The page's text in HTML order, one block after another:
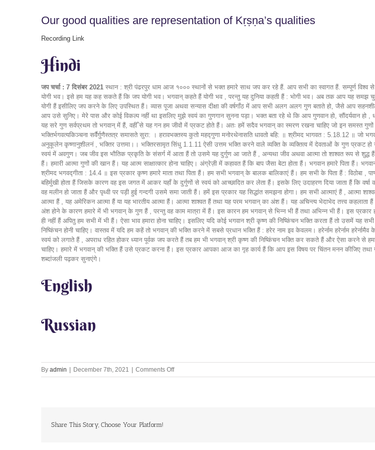
Our good qualities are representation of Kṛṣṇa’s qualities
Recording Link
Hindi
जप चर्चा : 7 दिसंबर 2021 स्थान : श्री पंढरपुर धाम आज १००० स्थानों से भक्त हमारे साथ जप कर रहे हैं. आप सभी का स्वागत हैं. सम्पूर्ण
योगी भव। इसे हम यह कह सकते हैं कि जप योगी भव। भगवान् कहते हैं योगी भव , परन्तु यह दुनिया कहती हैं : भोगी भव। अब तक आप यह समझ
योगी हैं इसीलिए जप करने के लिए उपस्थित हैं। व्यास पूजा अथवा सन्यास दीक्षा की वर्षगाँठ में आप सभी अलग अलग गुण बताते हो, जैसे आप
आप उसे सुनिए। मेरे पास और कोई विकल्प नहीं था इसलिए मुझे स्वयं का गुणगान सुनना पड़ा। भक्त बता रहे थे कि आप गुणवान हो, सौंदर्यवान
यह सरे गुण सर्वप्रथम तो भगवान् में हैं, वहीँ से यह गन हम जीवों में प्रकट होते हैं। अतः हमें सदैव भगवान् का स्मरण रखना चाहिए जो इन समस्त
भक्तिर्भगवत्यकिञ्चना सर्वैर्गुणैस्तत्र समासते सुरा: । हरावभक्तस्य कुतो महद्गुणा मनोरथेनासति धावतो बहि: ॥ श्रीमद भागवत : 5.18.12 ॥
अनुकूलेन कृष्णानुशीलनं , भक्तिर उत्तमा।। भक्तिरसामृत सिंधु 1.1.11 ऐसी उत्तम भक्ति करने वाले व्यक्ति के व्यक्तित्व में देवताओं के गुण प्रकट
स्वयं में अवगुण। जब जीव इस भौतिक प्रकृति के संसर्ग में आता हैं तो उसमे यह दुर्गुण आ जाते हैं , अन्यथा जीव अथवा आत्मा तो शाश्वत रूप से शुद्ध
हैं। हमारी आत्मा गुणों की खान हैं। यह आत्म साक्षात्कार होना चाहिए। अंग्रेज़ी में कहावत हैं कि बाप जैसा बेटा होता हैं। भगवान हमारे पिता हैं।
श्रीमद भगवद्गीता : 14.4 ॥ इस प्रकार कृष्ण हमारे माता तथा पिता हैं। हम सभी भगवान् के बालक बालिकाएं हैं। हम सभी के पिता हैं : विठोबा ,
बहिर्मुखी होता हैं जिसके कारण वह इस जगत में आकर यहाँ के दुर्गुणों से स्वयं को आच्छादित कर लेता हैं। इसके लिए उदाहरण दिया जाता हैं कि
वह मलीन हो जाता हैं और पृथ्वी पर पड़ी हुई गन्दगी उसमे समा जाती हैं। हमें इस प्रकार यह सिद्धांत समझना होगा। हम सभी आत्माएं हैं , आत्मा
आत्मा हैं , यह अमेरिकन आत्मा हैं या यह भारतीय आत्मा हैं। आत्मा शाश्वत हैं तथा यह परम भगवान् का अंश हैं। यह अचिन्त्य भेदाभेद तत्त्व
अंश होने के कारण हमारे में भी भगवान् के गुण हैं , परन्तु वह काम मात्रा में हैं। इस कारन हम भगवान् से भिन्न भी हैं तथा अभिन्न भी हैं। इस
ही नहीं हैं अपितु हम सभी में भी हैं। ऐसा भाव हमारा होना चाहिए। इसलिए यदि कोई भगवान श्री कृष्ण की निष्किंचन भक्ति करता हैं तो उसमें
निष्किंचन होनी चाहिए। वास्तव में यदि हम कहें तो भगवान् की भक्ति करने में सबसे प्रधान भक्ति हैं : हरेर नाम इव केवलम। हरेर्नाम हरेर्नाम
स्वयं को लगाते हैं , अपराध रहित होकर ध्यान पूर्वक जप करते हैं तब हम भी भगवान् श्री कृष्ण की निष्किंचन भक्ति कर सकते हैं और ऐसा करने से
चाहिए। हमारे में भगवान् की भक्ति हैं उसे प्रकट करना हैं। इस प्रकार आपका आज का गृह कार्य हैं कि आप इस विषय पर चिंतन मनन कीजिए
शब्दांजली पढ़कर सुनाएंगे।
English
Russian
By admin December 7th, 2021 Comments Offon
Our
Share This Story, Choose Your Platform!